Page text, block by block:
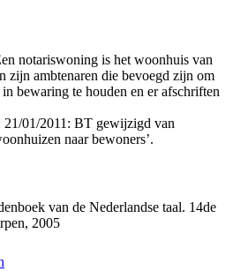
notariswoning is het woonhuis van
zijn ambtenaren die bevoegd zijn om
bewaring te houden en er afschriften
21/01/2011: BT gewijzigd van
naar bewoners’.
van de Nederlandse taal. 14de
2005